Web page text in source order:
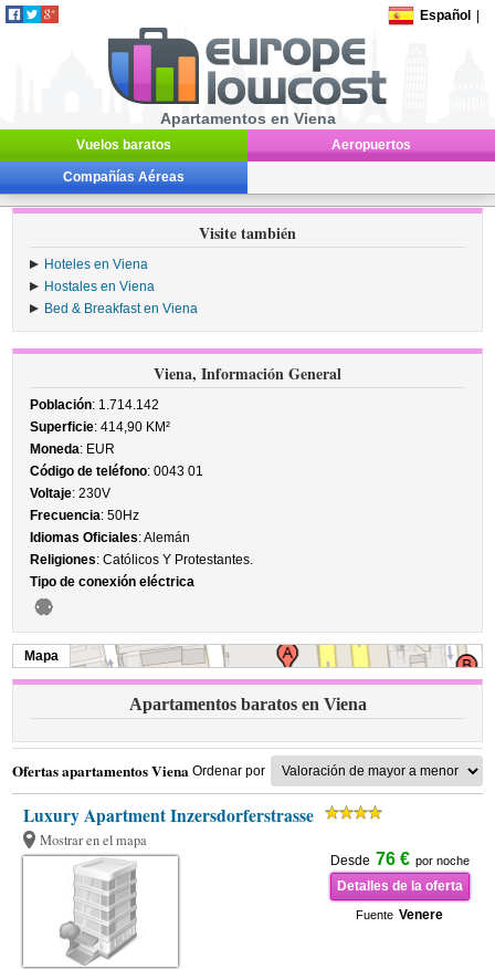
Español
Apartamentos en Viena
Vuelos baratos Aeropuertos
Compañías Aéreas
Visite también
Hoteles en Viena
Hostales en Viena
Bed & Breakfast en Viena
Viena, Información General
Población: 1.714.142
Superficie: 414,90 KM²
Moneda: EUR
Código de teléfono: 0043 01
Voltaje: 230V
Frecuencia: 50Hz
Idiomas Oficiales: Alemán
Religiones: Católicos Y Protestantes.
Tipo de conexión eléctrica
Mapa
Apartamentos baratos en Viena
Ofertas apartamentos Viena Ordenar por
Luxury Apartment Inzersdorferstrasse
Mostrar en el mapa
Desde 76 € por noche
Detalles de la oferta
Fuente Venere